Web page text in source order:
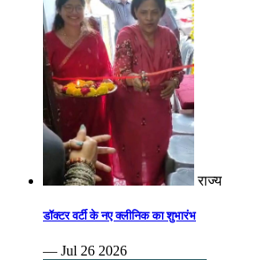
राज्य
डॉक्टर वर्टी के नए क्लीनिक का शुभारंभ
— Jul 26 2026